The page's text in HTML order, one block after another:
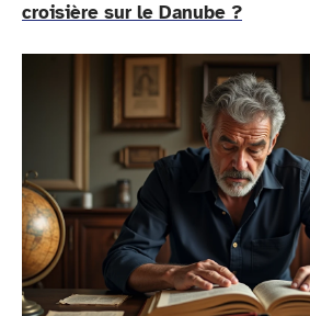
croisière sur le Danube ?